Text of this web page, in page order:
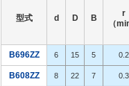
型式 d D B
r
（
B696ZZ 6 15 5 0.2
B608ZZ 8 22 7 0.3